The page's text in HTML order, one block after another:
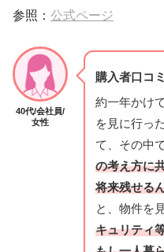
参照： 公式ページ
40代/会社員/
女性
購入者口コミ
約一年かけ
を見に行っ
て、その中
の考え方に
将来残せる
と、物件を
キュリティ